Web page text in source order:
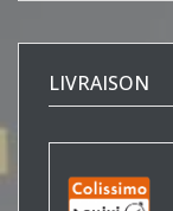
LIVRAISON